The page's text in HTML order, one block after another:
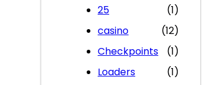
25
(1)
casino
(12)
Checkpoints
(1)
Loaders
(1)